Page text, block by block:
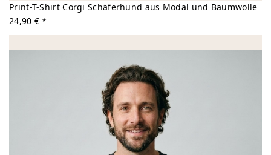
Print-T-Shirt Corgi Schäferhund aus Modal und Baumwolle
24,90 € *